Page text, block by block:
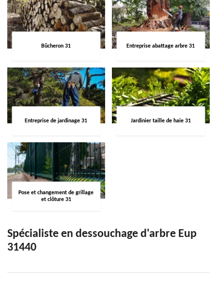
Bûcheron 31 Entreprise abattage arbre 31
Entreprise de jardinage 31 Jardinier taille de haie 31
Pose et changement de grillage
et clôture 31
Spécialiste en dessouchage d'arbre Eup
31440